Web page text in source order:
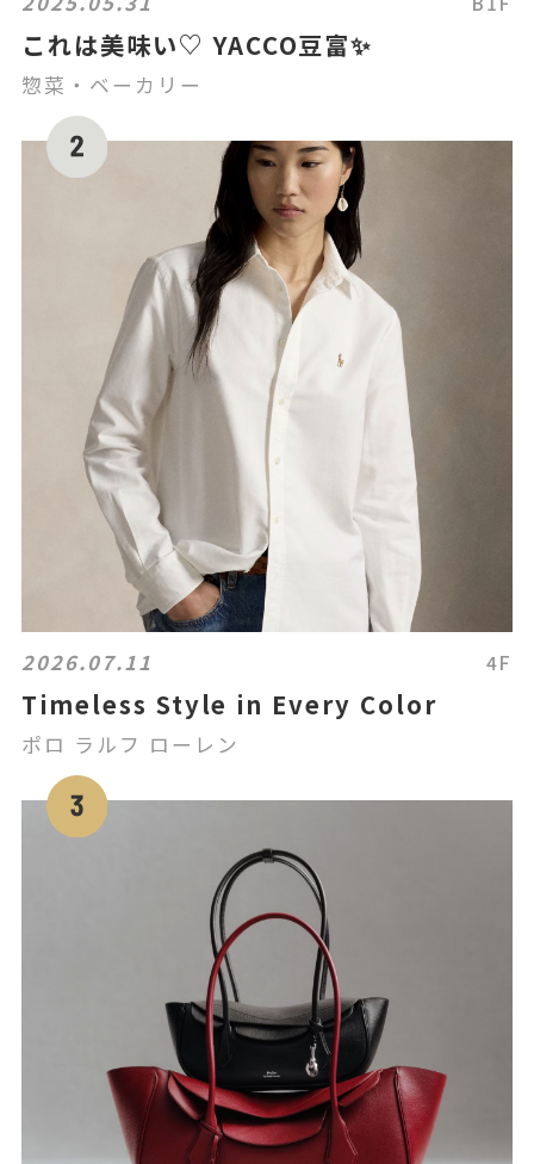
これは美味い♡ YACCO豆富✨
惣菜・ベーカリー
2026.07.11 4F
Timeless Style in Every Color
ポロ ラルフ ローレン